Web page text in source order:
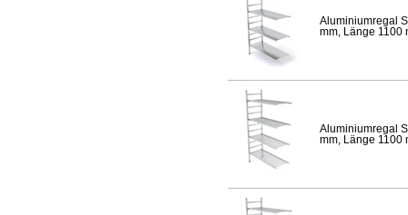
Aluminiumregal
mm, Länge 1100
Aluminiumregal
mm, Länge 1100